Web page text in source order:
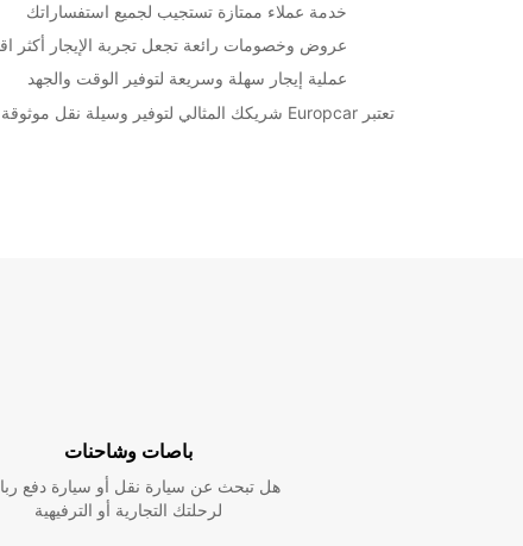
خدمة عملاء ممتازة تستجيب لجميع استفساراتك
عروض وخصومات رائعة تجعل تجربة الإيجار أكثر
عملية إيجار سهلة وسريعة لتوفير الوقت والجهد
تعتبر Europcar شريكك المثالي لتوفير وسيلة نقل موثوقة خلال إقامتك في Ljubljana. سارع بحجز سيارتك اليوم واستمتع برحلتك بكل راحة وسهولة.
باصات وشاحنات
هل تبحث عن سيارة نقل أو سيارة دفع
لرحلتك التجارية أو الترفيهية